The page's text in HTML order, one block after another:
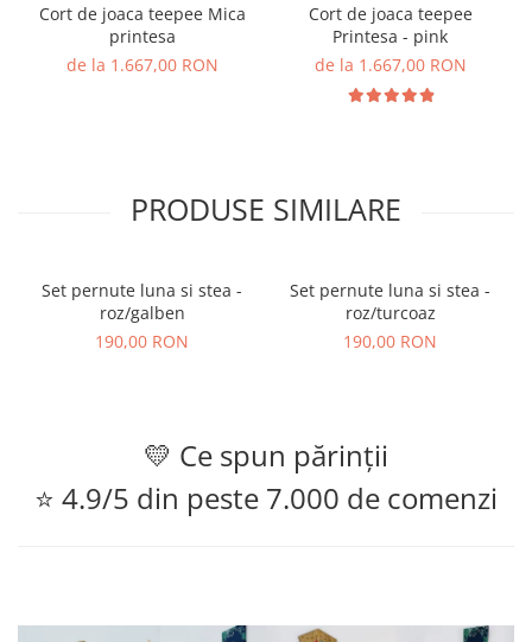
Cort de joaca teepee Mica
printesa
de la 1.667,00 RON
Cort de joaca teepee
Printesa - pink
de la 1.667,00 RON
PRODUSE SIMILARE
Set pernute luna si stea -
roz/galben
190,00 RON
Set pernute luna si stea -
roz/turcoaz
190,00 RON
💛 Ce spun părinții
⭐ 4.9/5 din peste 7.000 de comenzi